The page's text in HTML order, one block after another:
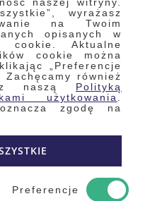
wyrażasz
na Twoim
opisanych w
cookie. Aktualne
cookie można
„Preferencje
również
z naszą Polityką
użytkowania
zgodę na
Preferencje